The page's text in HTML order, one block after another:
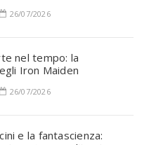
26/07/2026
nel tempo: la
Iron Maiden
26/07/2026
e la fantascienza: